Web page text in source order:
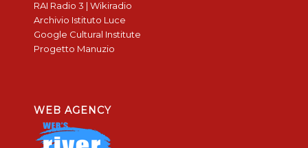
RAI Radio 3 | Wikiradio
Archivio Istituto Luce
Google Cultural Institute
Progetto Manuzio
WEB AGENCY